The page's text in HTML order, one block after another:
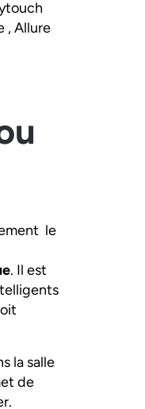
, Allure
le
. Il est
la salle
de